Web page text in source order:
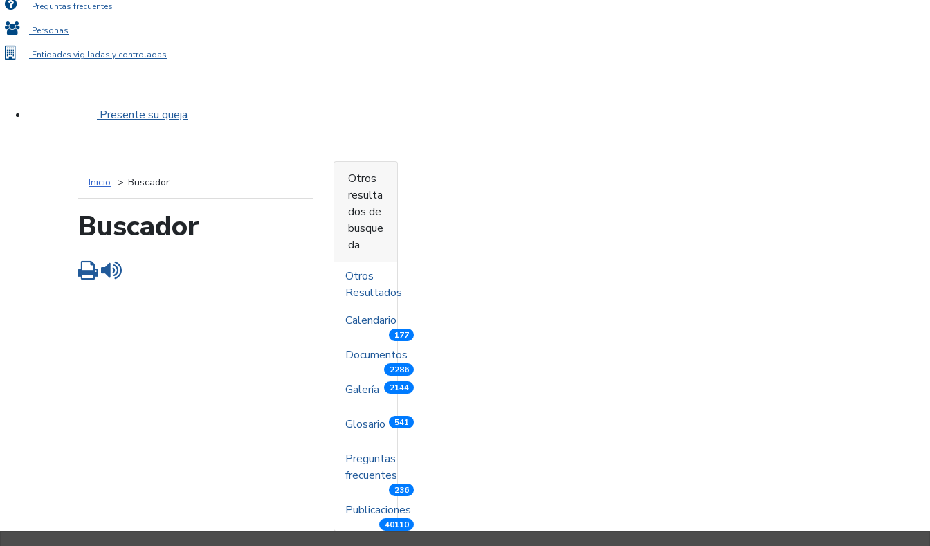
Preguntas frecuentes
Personas
Entidades vigiladas y controladas
Presente su queja
Inicio Buscador
Buscador
Imprimir
Otros
resulta
dos de
busque
da
Otros
Resultados
Calendario
177
Documentos
2286
Galería 2144
Glosario 541
Preguntas
frecuentes
236
Publicaciones
40110